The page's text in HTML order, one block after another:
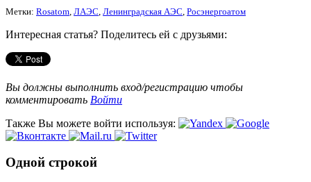
Метки: Rosatom ЛАЭС Ленинградская АЭС Росэнергоатом
Интересная статья? Поделитесь ей с друзьями:
Вы должны выполнить вход/регистрацию чтобы
комментировать Войти
Также Вы можете войти используя:
Одной строкой